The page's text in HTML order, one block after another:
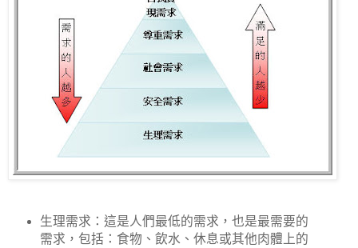
生理需求：這是人們最低的需求，也是最需要的
需求，包括：食物、飲水、休息或其他肉體上的